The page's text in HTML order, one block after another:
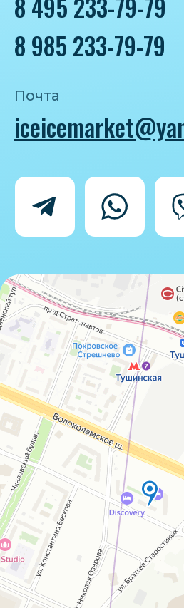
Политика конфиденциальности
Согласие на обработку
данных